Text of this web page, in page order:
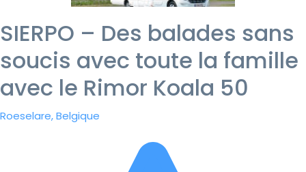
SIERPO – Des balades sans
soucis avec toute la famille
avec le Rimor Koala 50
Roeselare, Belgique